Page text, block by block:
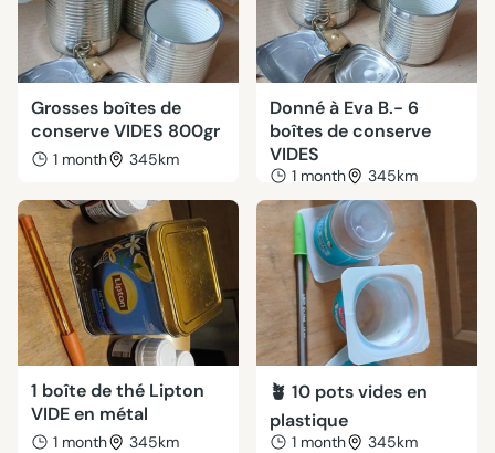
Grosses boîtes de
conserve VIDES 800gr
1 month 345km
Donné à Eva B.- 6
boîtes de conserve
VIDES
1 month 345km
1 boîte de thé Lipton
VIDE en métal
1 month 345km
🪴 10 pots vides en
plastique
1 month 345km